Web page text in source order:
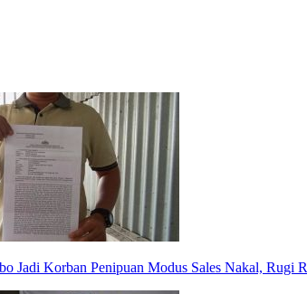
Jadi Korban Penipuan Modus Sales Nakal, Rugi